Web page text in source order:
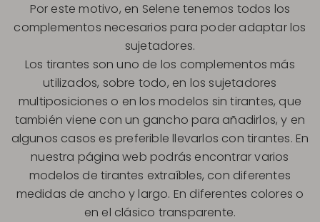
Por este motivo, en Selene tenemos todos los
complementos necesarios para poder adaptar los
sujetadores.
Los tirantes son uno de los complementos más
utilizados, sobre todo, en los sujetadores
multiposiciones o en los modelos sin tirantes, que
también viene con un gancho para añadirlos, y en
algunos casos es preferible llevarlos con tirantes. En
nuestra página web podrás encontrar varios
modelos de tirantes extraíbles, con diferentes
medidas de ancho y largo. En diferentes colores o
en el clásico transparente.